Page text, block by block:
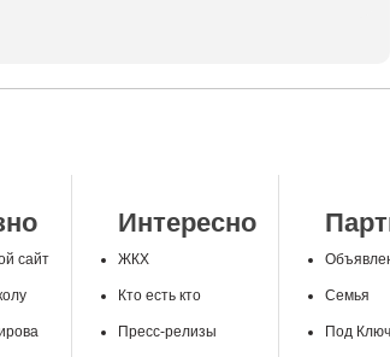
сайт
Интересно
ЖКХ
Кто есть кто
Пресс-релизы
Семья
Под Ключ